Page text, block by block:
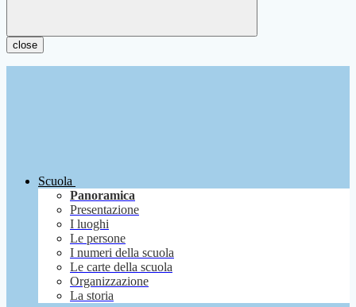
close
Scuola
Panoramica
Presentazione
I luoghi
Le persone
I numeri della scuola
Le carte della scuola
Organizzazione
La storia